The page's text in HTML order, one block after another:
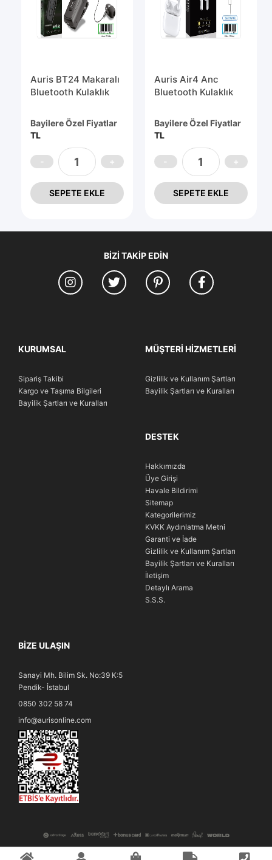
Auris BT24 Makaralı
Bluetooth Kulaklık
Bayilere Özel Fiyatlar
TL
SEPETE EKLE
Auris Air4 Anc
Bluetooth Kulaklık
Bayilere Özel Fiyatlar
TL
SEPETE EKLE
BIZI TAKIP EDIN
KURUMSAL
Sipariş Takibi
Kargo ve Taşıma Bilgileri
Bayilik Şartları ve Kuralları
MÜŞTERI HIZMETLERI
Gizlilik ve Kullanım Şartları
Bayilik Şartları ve Kuralları
DESTEK
Hakkımızda
Üye Girişi
Havale Bildirimi
Sitemap
Kategorilerimiz
KVKK Aydınlatma Metni
Garanti ve İade
Gizlilik ve Kullanım Şartları
Bayilik Şartları ve Kuralları
İletişim
Detaylı Arama
S.S.S.
BIZE ULAŞIN
Sanayi Mh. Bilim Sk. No:39 K:5
Pendik- İstabul
0850 302 58 74
info@aurisonline.com